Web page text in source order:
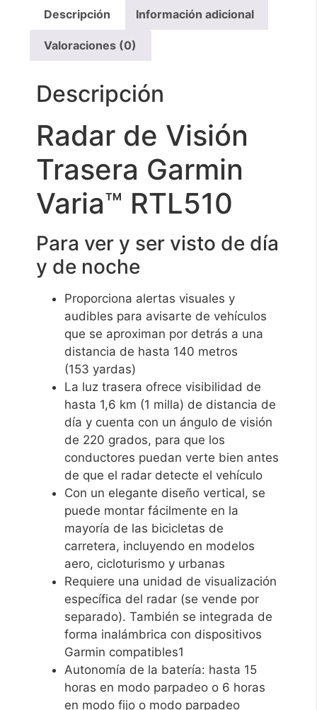
Descripción Información adicional
Valoraciones (0)
Descripción
Radar de Visión
Trasera Garmin
Varia™ RTL510
Para ver y ser visto de día
y de noche
Proporciona alertas visuales y
audibles para avisarte de vehículos
que se aproximan por detrás a una
distancia de hasta 140 metros
(153 yardas)
La luz trasera ofrece visibilidad de
hasta 1,6 km (1 milla) de distancia de
día y cuenta con un ángulo de visión
de 220 grados, para que los
conductores puedan verte bien antes
de que el radar detecte el vehículo
Con un elegante diseño vertical, se
puede montar fácilmente en la
mayoría de las bicicletas de
carretera, incluyendo en modelos
aero, cicloturismo y urbanas
Requiere una unidad de visualización
específica del radar (se vende por
separado). También se integrada de
forma inalámbrica con dispositivos
Garmin compatibles1
Autonomía de la batería: hasta 15
horas en modo parpadeo o 6 horas
en modo fijo o modo parpadeo